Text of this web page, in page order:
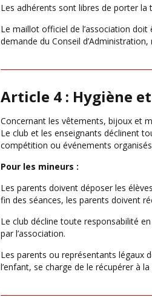
Les adhérents sont libres de porter la
Le maillot officiel de l’association
demande du Conseil
Article 4 : Hygiène
Concernant les vêtements, bijoux et
Le club et les enseignants déclinent
compétition ou événements
Pour les mineurs :
Les parents doivent déposer les
fin des séances, les parents doivent
Le club décline toute responsabilité
par l’association.
Les parents ou représentants légaux
l’enfant, se charge de le récupérer à